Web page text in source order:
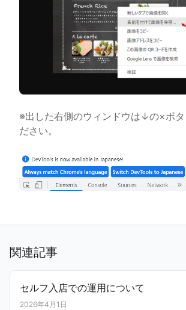
※出した右側のウィンドウは↓の×ボタ
ださい。
関連記事
セルフ入店での運用について
2026年4月1日